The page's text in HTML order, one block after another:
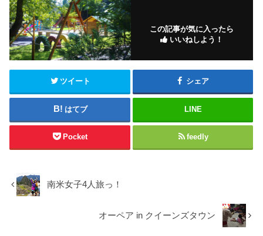
この記事が気に入ったら
いいねしよう！
ツイート シェア
はてブ LINE
Pocket feedly
南米女子4人旅っ！
オーペア in クイーンズタウン